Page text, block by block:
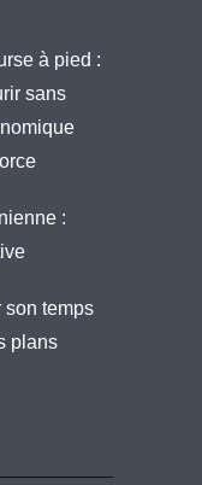
à pied :
sans
:
son temps
plans